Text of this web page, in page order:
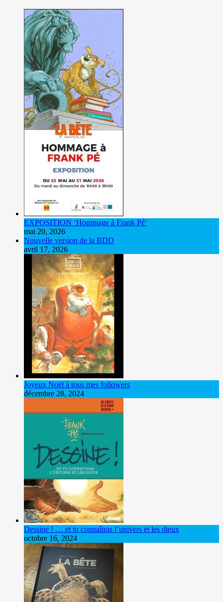
EXPOSITION ‘Hommage à Frank Pé’
mai 20, 2026
Nouvelle version de la BDD
avril 17, 2026
Joyeux Noël à tous mes followers
décembre 28, 2024
Dessine ! … et tu connaîtras l’univers et les dieux
octobre 16, 2024